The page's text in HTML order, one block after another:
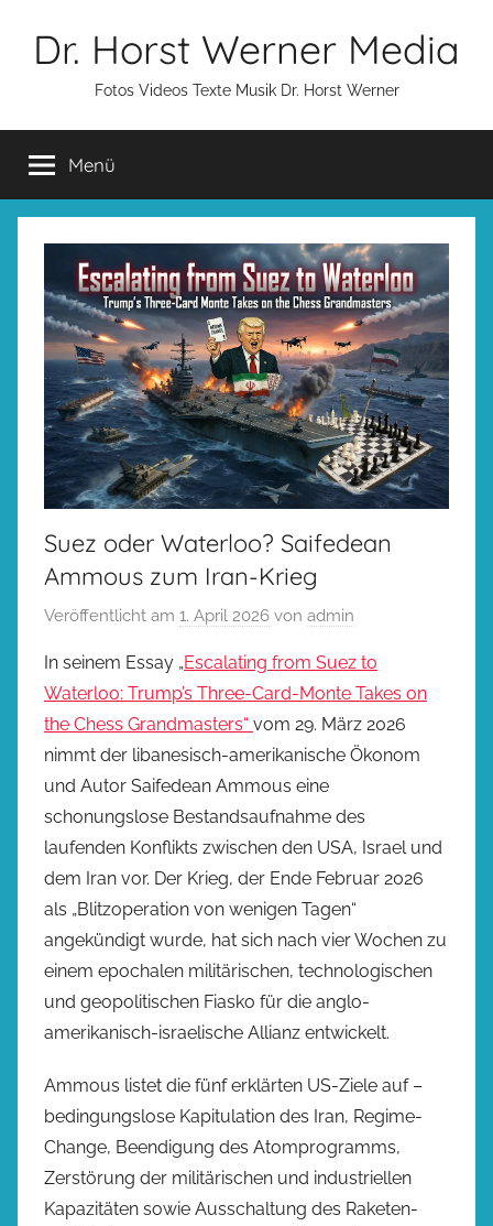
InhaltDr. Horst Werner Media
Fotos Videos Texte Musik Dr. Horst Werner
Menü
Suez oder Waterloo? Saifedean
Ammous zum Iran-Krieg
Veröffentlicht am 1. April 2026 von admin
In seinem Essay „Escalating from Suez to
Waterloo: Trump’s Three-Card-Monte Takes on
the Chess Grandmasters“ vom 29. März 2026
nimmt der libanesisch-amerikanische Ökonom
und Autor Saifedean Ammous eine
schonungslose Bestandsaufnahme des
laufenden Konflikts zwischen den USA, Israel und
dem Iran vor. Der Krieg, der Ende Februar 2026
als „Blitzoperation von wenigen Tagen“
angekündigt wurde, hat sich nach vier Wochen zu
einem epochalen militärischen, technologischen
und geopolitischen Fiasko für die anglo-
amerikanisch-israelische Allianz entwickelt.
Ammous listet die fünf erklärten US-Ziele auf –
bedingungslose Kapitulation des Iran, Regime-
Change, Beendigung des Atomprogramms,
Zerstörung der militärischen und industriellen
Kapazitäten sowie Ausschaltung des Raketen-